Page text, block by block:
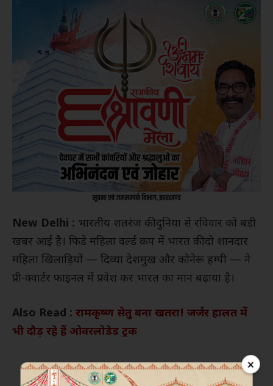
×
New Delhi : भारतीय शतरंज की दुनिया से रविवार को बड़ी
खबर आई है। फिडे महिला वर्ल्ड कप में भारत की दो शानदार
महिला खिलाड़ियों — दिव्या देशमुख और कोनेरू हम्पी — ने
प्री-क्वार्टर फाइनल में प्रवेश कर भारत का मान बढ़ाया है।
Also Read : रामकृष्ण सेतु बना खतरा! जर्जर हालत में
भी दौड़ रहे हैं ओवरलोडेड ट्रक